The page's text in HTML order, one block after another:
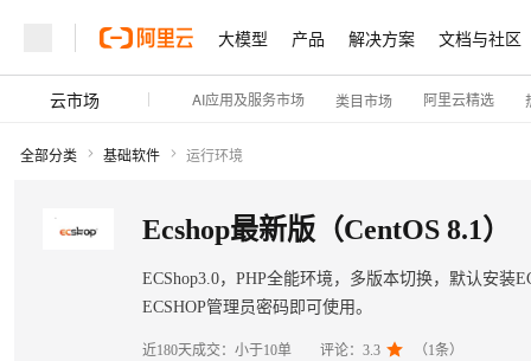
大模型 产品 解决方案 文档与社区
云市场 AI应用及服务市场 类目市场 阿里云精选
全部分类 基础软件 运行环境
Ecshop最新版（CentOS 8.1）
ECShop3.0，PHP全能环境，多版本切换，默认安
ECSHOP管理员密码即可使用。
近180天成交： 小于10单 评论： 3.3  （1条）